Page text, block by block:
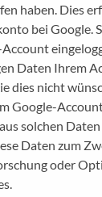
haben. Dies
bei Google.
Daten Ihrem
dies nicht
Google-
solchen
Daten zum
oder